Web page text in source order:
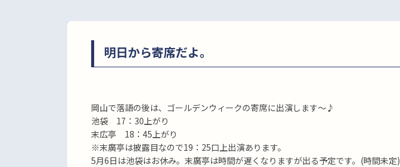
明日から寄席だよ。
岡山で落語の後は、ゴールデンウィークの寄席に出演します〜♪
池袋 17：30上がり
末広亭 18：45上がり
※末廣亭は披露目なので19：25口上出演あります。
5月6日は池袋はお休み。末廣亭は時間が遅くなりますが出る予定です。(時間未定)